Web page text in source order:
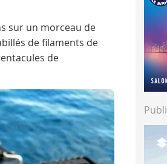
sur un morceau de
de filaments de
de